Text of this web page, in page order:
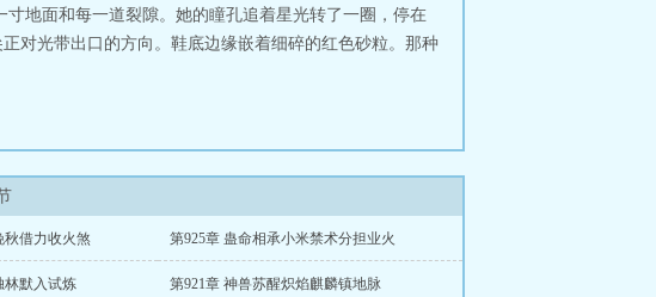
地面和每一道裂隙。她的瞳孔追着星光转了一圈，停在
对光带出口的方向。鞋底边缘嵌着细碎的红色砂粒。那种
秋借力收火煞 第925章 蛊命相承小米禁术分担业火
林默入试炼 第921章 神兽苏醒炽焰麒麟镇地脉